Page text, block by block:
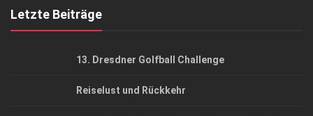
Letzte Beiträge
13. Dresdner Golfball Challenge
Reiselust und Rückkehr